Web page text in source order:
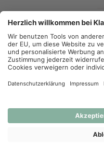
+43
(c) 2026 - J.K.